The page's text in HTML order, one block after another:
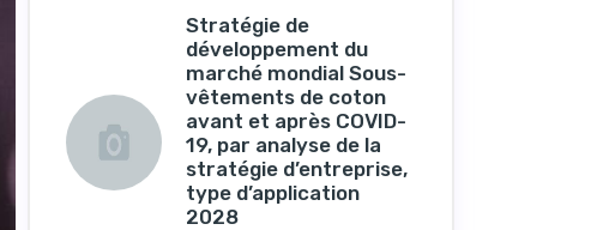
Stratégie de
développement du
marché mondial Sous-
vêtements de coton
avant et après COVID-
19, par analyse de la
stratégie d’entreprise,
type d’application
2028